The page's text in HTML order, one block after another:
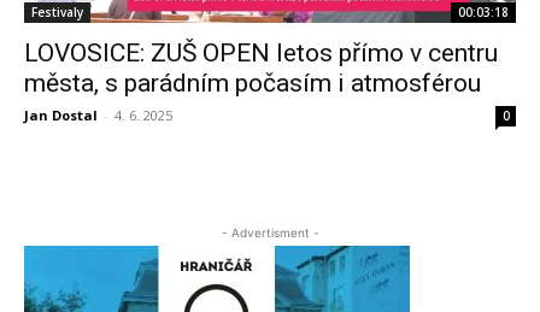
Festivaly 00:03:18
LOVOSICE: ZUŠ OPEN letos přímo v centru
města, s parádním počasím i atmosférou
Jan Dostal - 4. 6. 2025 0
- Advertisment -